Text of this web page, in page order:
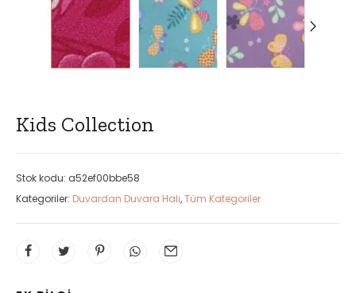
Kids Collection
Stok kodu: a52ef00bbe58
Kategoriler: Duvardan Duvara Halı,Tüm Kategoriler